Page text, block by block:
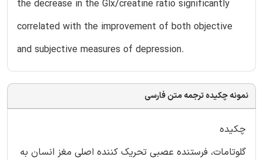
the decrease in the Glx/creatine ratio significantly
correlated with the improvement of both objective
and subjective measures of depression.
نمونه چکیده ترجمه متن فارسی
چکیده
گلوتامات، فرستنده عصبی تحریک کننده اصلی مغز انسان به